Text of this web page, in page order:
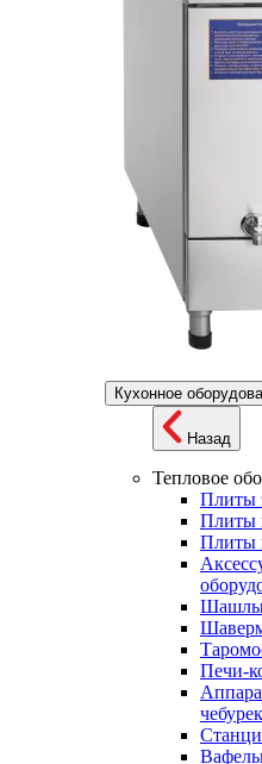
Кухонное
Назад
Тепловое
Плиты
Плиты
Плиты
Печи-